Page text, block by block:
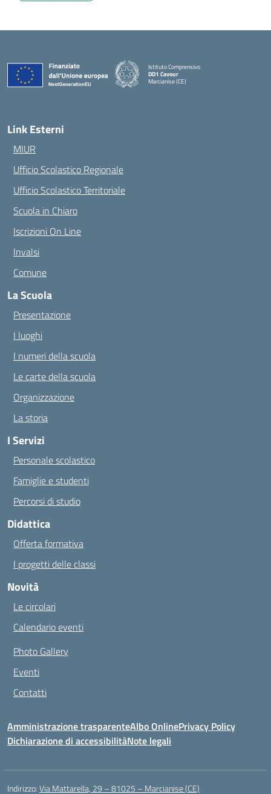
Istituto Comprensivo
DD1 Cavour
Marcianise (CE)
Link Esterni
MIUR
Ufficio Scolastico Regionale
Ufficio Scolastico Territoriale
Scuola in Chiaro
Iscrizioni On Line
Invalsi
Comune
La Scuola
Presentazione
I luoghi
I numeri della scuola
Le carte della scuola
Organizzazione
La storia
I Servizi
Personale scolastico
Famiglie e studenti
Percorsi di studio
Didattica
Offerta formativa
I progetti delle classi
Novità
Le circolari
Calendario eventi
Photo Gallery
Eventi
Contatti
Amministrazione trasparenteAlbo OnlinePrivacy Policy
Dichiarazione di accessibilitàNote legali
Indirizzo:Via Mattarella, 29 – 81025 – Marcianise (CE)